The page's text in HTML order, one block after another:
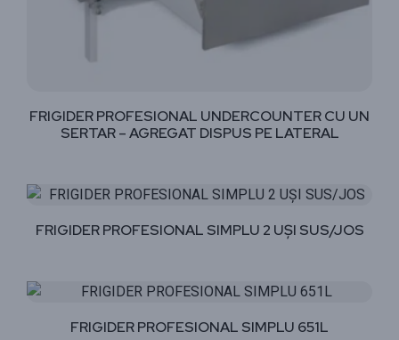
FRIGIDER PROFESIONAL UNDERCOUNTER CU UN
SERTAR – AGREGAT DISPUS PE LATERAL
FRIGIDER PROFESIONAL SIMPLU 2 UȘI SUS/JOS
FRIGIDER PROFESIONAL SIMPLU 651L